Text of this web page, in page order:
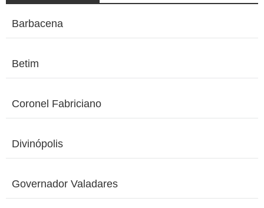
Barbacena
Betim
Coronel Fabriciano
Divinópolis
Governador Valadares